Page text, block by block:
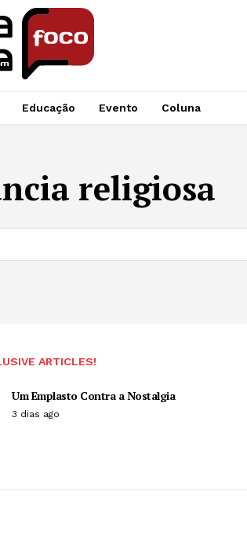
Educação Evento Coluna
religiosa
ARTICLES!
Um Emplasto Contra a Nostalgia
3 dias ago